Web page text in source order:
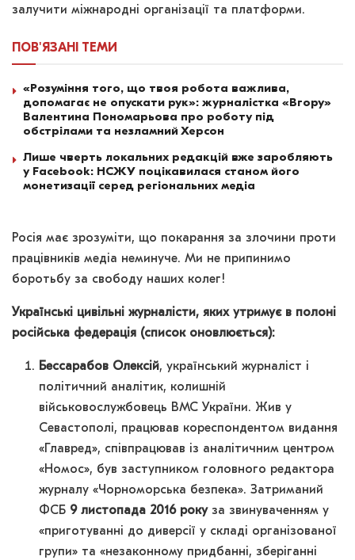
залучити міжнародні організації та платформи.
ПОВ'ЯЗАНІ ТЕМИ
«Розуміння того, що твоя робота важлива,
допомагає не опускати рук»: журналістка «Вгору»
Валентина Пономарьова про роботу під
обстрілами та незламний Херсон
Лише чверть локальних редакцій вже заробляють
у Facebook: НСЖУ поцікавилася станом його
монетизації серед регіональних медіа
Росія має зрозуміти, що покарання за злочини проти
працівників медіа неминуче. Ми не припинимо
боротьбу за свободу наших колег!
Українські цивільні журналісти, яких утримує в полоні
російська федерація (список оновлюється):
Бессарабов Олексій, український журналіст і
політичний аналітик, колишній
військовослужбовець ВМС України. Жив у
Севастополі, працював кореспондентом видання
«Главред», співпрацював із аналітичним центром
«Номос», був заступником головного редактора
журналу «Чорноморська безпека». Затриманий
ФСБ 9 листопада 2016 рокуза звинуваченням у
«приготуванні до диверсії у складі організованої
групи» та «незаконному придбанні, зберіганні